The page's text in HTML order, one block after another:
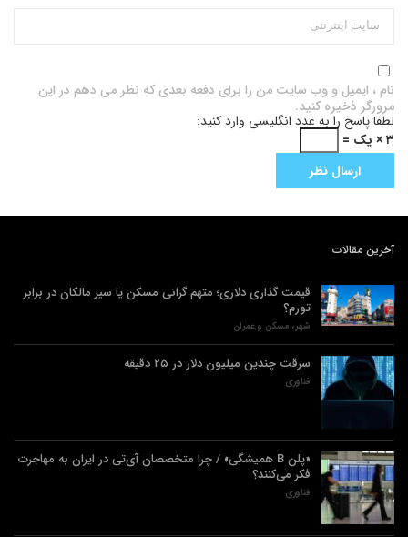
نام ، ایمیل و وب سایت من را برای دفعه بعدی که نظر می دهم در این
مرورگر ذخیره کنید.
لطفا پاسخ را به عدد انگلیسی وارد کنید:
۳ × یک =
آخرین مقالات
قیمت گذاری دلاری؛ متهم گرانی مسکن یا سپر مالکان در برابر
تورم؟
شهر، مسکن و عمران
سرقت چندین میلیون دلار در ۲۵ دقیقه
فناوری
«پلن B همیشگی» / چرا متخصصان آی‌تی در ایران به مهاجرت
فکر می‌کنند؟
فناوری